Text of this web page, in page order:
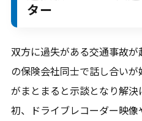
ター
双方に過失がある交通事故
の保険会社同士で話し合い
がまとまると示談となり解決
初、ドライブレコーダー映